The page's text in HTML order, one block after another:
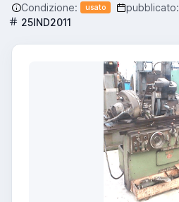
Condizione: usato pubblicato:
25IND2011